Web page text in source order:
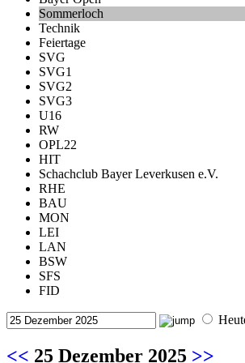
Sommerloch
Technik
Feiertage
SVG
SVG1
SVG2
SVG3
U16
RW
OPL22
HIT
Schachclub Bayer Leverkusen e.V.
RHE
BAU
MON
LEI
LAN
BSW
SFS
FID
<< 25 Dezember 2025 >>